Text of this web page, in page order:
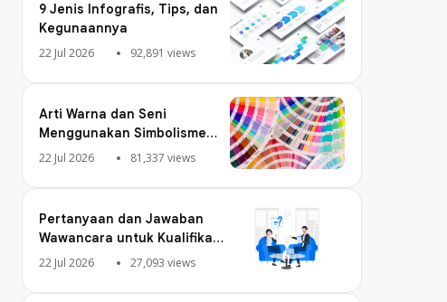
9 Jenis Infografis, Tips, dan
Kegunaannya
22 Jul 2026 92,891 views
Arti Warna dan Seni
Menggunakan Simbolisme
Warna
22 Jul 2026 81,337 views
Pertanyaan dan Jawaban
Wawancara untuk Kualifikasi
Digital Marketing
22 Jul 2026 27,093 views